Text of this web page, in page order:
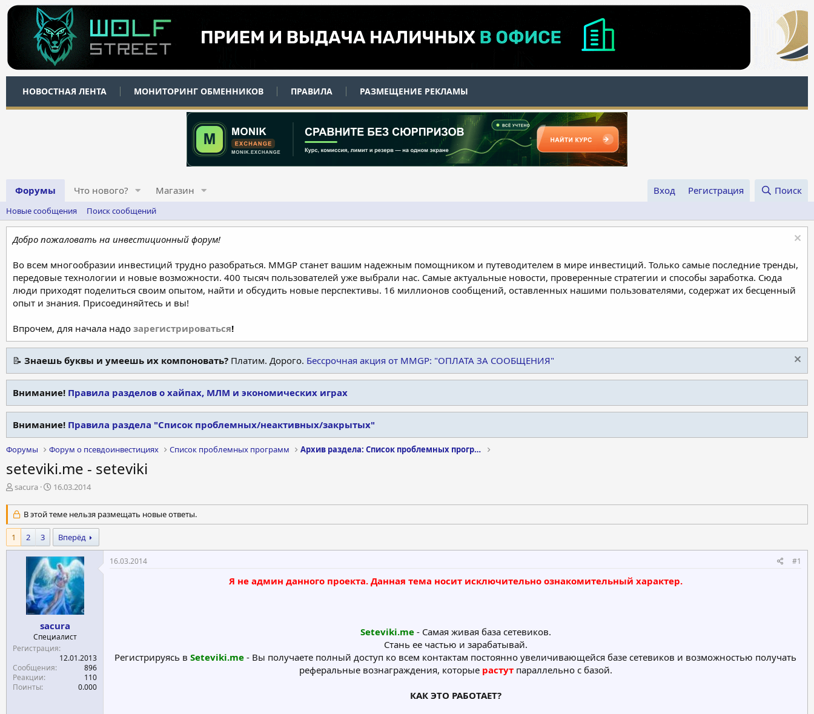
НОВОСТНАЯ ЛЕНТА МОНИТОРИНГ ОБМЕННИКОВ ПРАВИЛА РАЗМЕЩЕНИЕ РЕКЛАМЫ
Форумы Что нового? Магазин Вход Регистрация Поиск
Новые сообщения Поиск сообщений
Добро пожаловать на инвестиционный форум!
Во всем многообразии инвестиций трудно разобраться. MMGP станет вашим надежным помощником и путеводителем в мире инвестиций. Только самые последние тренды,
передовые технологии и новые возможности. 400 тысяч пользователей уже выбрали нас. Самые актуальные новости, проверенные стратегии и способы заработка. Сюда
люди приходят поделиться своим опытом, найти и обсудить новые перспективы. 16 миллионов сообщений, оставленных нашими пользователями, содержат их бесценный
опыт и знания. Присоединяйтесь и вы!
Впрочем, для начала надо зарегистрироваться!
📝 Знаешь буквы и умеешь их компоновать? Платим. Дорого. Бессрочная акция от MMGP: "ОПЛАТА ЗА СООБЩЕНИЯ"
Внимание! Правила разделов о хайпах, МЛМ и экономических играх
Внимание! Правила раздела "Список проблемных/неактивных/закрытых"
Форумы Форум о псевдоинвестициях Список проблемных программ Архив раздела: Список проблемных программ
seteviki.me - seteviki
А
т
о
р
т
е
sacura
Д
т
а
н
ч
а
л
а
16.03.2014
В этой теме нельзя размещать новые ответы.
1 2 3 Вперёд
sacura
Специалист
Регистрация
12.01.2013
Сообщения
896
Реакции
110
Поинты
0.000
16.03.2014 #1
Я не админ данного проекта. Данная тема носит исключительно ознакомительный характер.​
Seteviki.me - Самая живая база сетевиков.
Стань ее частью и зарабатывай.
Регистрируясь в Seteviki.me - Вы получаете полный доступ ко всем контактам постоянно увеличивающейся базе сетевиков и возможностью получать
реферальные вознаграждения, которые растутпараллельно с базой.
КАК ЭТО РАБОТАЕТ?